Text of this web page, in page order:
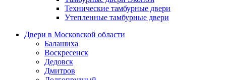
Технические тамбурные двери
Утепленные тамбурные двери
Двери в Московской области
Балашиха
Воскресенск
Дедовск
Дмитров